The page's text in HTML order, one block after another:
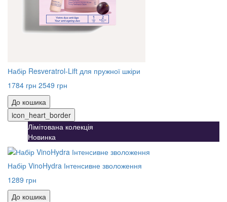
Набір Resveratrol-Lift для пружної шкіри
1784 грн 2549 грн
До кошика
icon_heart_border
Лімітована колекція
Новинка
Набір VinoHydra Інтенсивне зволоження
1289 грн
До кошика